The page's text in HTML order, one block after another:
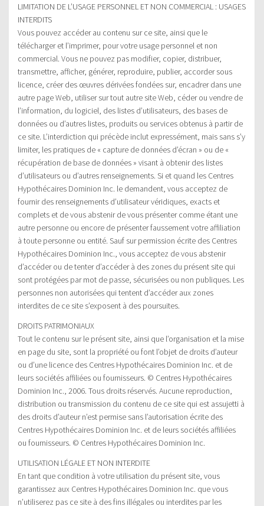
LIMITATION DE L’USAGE PERSONNEL ET NON COMMERCIAL : USAGES
INTERDITS
Vous pouvez accéder au contenu sur ce site, ainsi que le
télécharger et l’imprimer, pour votre usage personnel et non
commercial. Vous ne pouvez pas modifier, copier, distribuer,
transmettre, afficher, générer, reproduire, publier, accorder sous
licence, créer des œuvres dérivées fondées sur, encadrer dans une
autre page Web, utiliser sur tout autre site Web, céder ou vendre de
l’information, du logiciel, des listes d’utilisateurs, des bases de
données ou d’autres listes, produits ou services obtenus à partir de
ce site. L’interdiction qui précède inclut expressément, mais sans s’y
limiter, les pratiques de « capture de données d’écran » ou de «
récupération de base de données » visant à obtenir des listes
d’utilisateurs ou d’autres renseignements. Si et quand les Centres
Hypothécaires Dominion Inc. le demandent, vous acceptez de
fournir des renseignements d’utilisateur véridiques, exacts et
complets et de vous abstenir de vous présenter comme étant une
autre personne ou encore de présenter faussement votre affiliation
à toute personne ou entité. Sauf sur permission écrite des Centres
Hypothécaires Dominion Inc., vous acceptez de vous abstenir
d’accéder ou de tenter d’accéder à des zones du présent site qui
sont protégées par mot de passe, sécurisées ou non publiques. Les
personnes non autorisées qui tentent d’accéder aux zones
interdites de ce site s’exposent à des poursuites.
DROITS PATRIMONIAUX
Tout le contenu sur le présent site, ainsi que l’organisation et la mise
en page du site, sont la propriété ou font l’objet de droits d’auteur
ou d’une licence des Centres Hypothécaires Dominion Inc. et de
leurs sociétés affiliées ou fournisseurs. © Centres Hypothécaires
Dominion Inc., 2006. Tous droits réservés. Aucune reproduction,
distribution ou transmission du contenu de ce site qui est assujetti à
des droits d’auteur n’est permise sans l’autorisation écrite des
Centres Hypothécaires Dominion Inc. et de leurs sociétés affiliées
ou fournisseurs. © Centres Hypothécaires Dominion Inc.
UTILISATION LÉGALE ET NON INTERDITE
En tant que condition à votre utilisation du présent site, vous
garantissez aux Centres Hypothécaires Dominion Inc. que vous
n’utiliserez pas ce site à des fins illégales ou interdites par les